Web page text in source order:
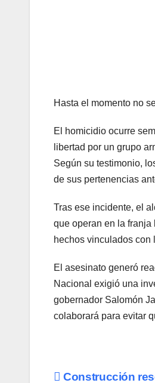
Hasta el momento no
El homicidio ocurre
libertad por un grupo
Según su testimonio,
de sus pertenencias
Tras ese incidente, el
que operan en la
hechos vinculados
El asesinato generó
Nacional exigió una
gobernador Salomón
colaborará para evitar
Construcción